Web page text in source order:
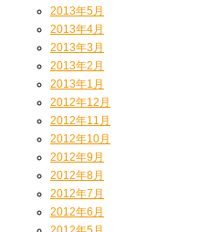
2013年5月
2013年4月
2013年3月
2013年2月
2013年1月
2012年12月
2012年11月
2012年10月
2012年9月
2012年8月
2012年7月
2012年6月